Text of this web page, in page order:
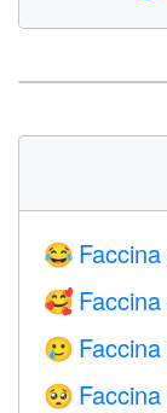
😂
🥰
🥲
🥺